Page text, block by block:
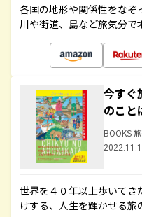
各国の地形や関係性をなぞ
川や街道、島など旅気分で
今すぐ
のこと
BOOKS
世界を４０年以上歩いてき
けする、人生を輝かせる